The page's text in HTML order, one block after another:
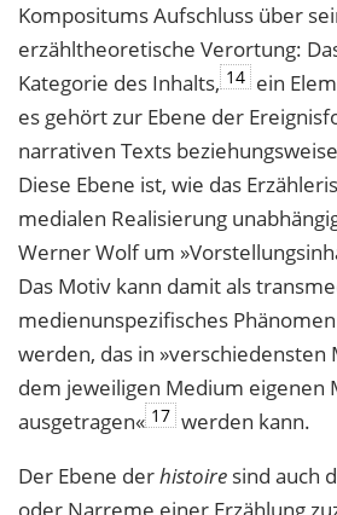
Kompositums Aufschluss über
erzähltheoretische Verortung:
Kategorie des Inhalts, 14 ein
es gehört zur Ebene der
narrativen Texts
Diese Ebene ist, wie das
medialen Realisierung
Werner Wolf um
Das Motiv kann damit als
medienunspezifisches
werden, das in »verschiedensten
dem jeweiligen Medium eigenen
ausgetragen« 17 werden kann.
Der Ebene derhistoire sind auch